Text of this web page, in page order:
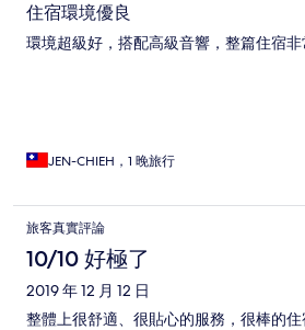
住宿環境優良
環境超級好，搭配高級音響，整篇住宿非
JEN-CHIEH，1 晚旅行
旅客真實評論
10/10 好極了
2019 年 12 月 12 日
整體上很舒適、很貼心的服務，很棒的